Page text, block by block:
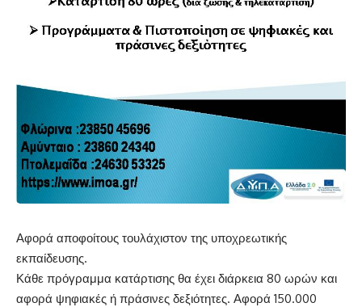
Αφορά αποφοίτους τουλάχιστον της υποχρεωτικής
εκπαίδευσης.
Κάθε πρόγραμμα κατάρτισης θα έχει διάρκεια 80 ωρών και
αφορά ψηφιακές ή πράσινες δεξιότητες. Αφορά 150.000